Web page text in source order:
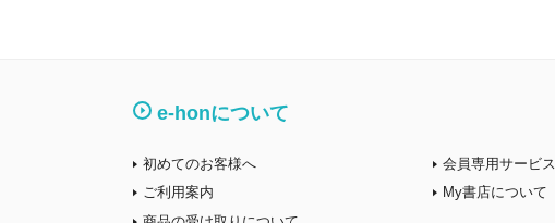
e-honについて
初めてのお客様へ
ご利用案内
会員専用サービス
My書店について